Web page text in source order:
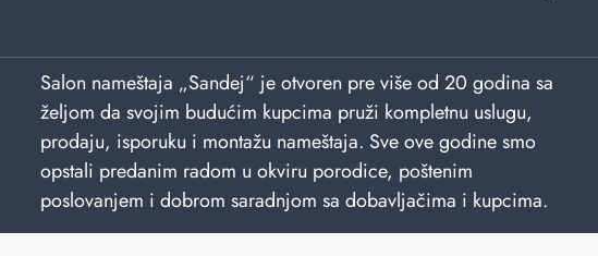
Salon nameštaja „Sandej“ je otvoren pre više od 20 godina sa
željom da svojim budućim kupcima pruži kompletnu uslugu,
prodaju, isporuku i montažu nameštaja. Sve ove godine smo
opstali predanim radom u okviru porodice, poštenim
poslovanjem i dobrom saradnjom sa dobavljačima i kupcima.